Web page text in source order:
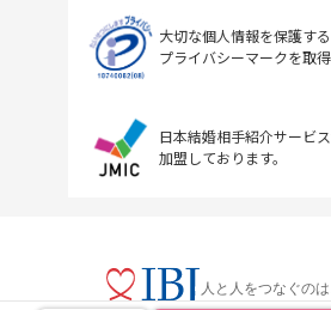
大切な個人情報を保護す
プライバシーマークを取得
日本結婚相手紹介サービ
加盟しております。
人と人をつなぐのは